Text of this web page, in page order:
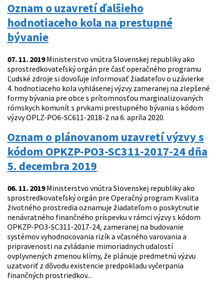
Oznam o uzavretí ďalšieho
hodnotiaceho kola na prestupné
bývanie
07. 11. 2019Ministerstvo vnútra Slovenskej republiky ako
sprostredkovateľský orgán pre časť operačného programu
Ľudské zdroje si dovoľuje informovať žiadateľov o uzávierke
4. hodnotiaceho kola vyhlásenej výzvy zameranej na zlepšené
formy bývania pre obce s prítomnosťou marginalizovaných
rómskych komunít s prvkami prestupného bývania s kódom
výzvy OPLZ-PO6-SC611-2018-2 na 6. apríla 2020.
Oznam o plánovanom uzavretí výzvy s
kódom OPKZP-PO3-SC311-2017-24 dňa
5. decembra 2019
06. 11. 2019Ministerstvo vnútra Slovenskej republiky ako
sprostredkovateľský orgán pre Operačný program Kvalita
životného prostredia oznamuje žiadateľom o poskytnutie
nenávratného finančného príspevku v rámci výzvy s kódom
OPKZP-PO3-SC311-2017-24, zameranej na budovanie
systémov vyhodnocovania rizík a včasného varovania a
pripravenosti na zvládanie mimoriadnych udalostí
ovplyvnených zmenou klímy, že plánuje predmetnú výzvu
uzatvoriť z dôvodu existencie predpokladu vyčerpania
finančných prostriedkov...